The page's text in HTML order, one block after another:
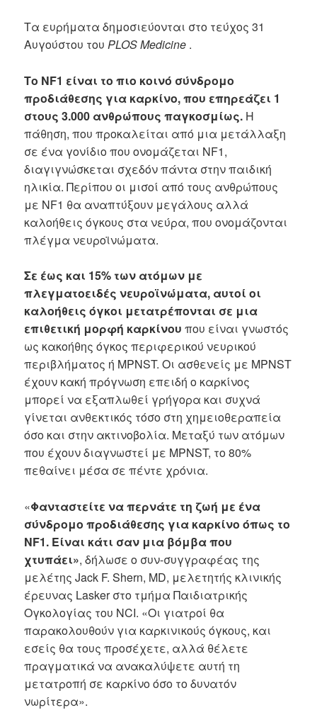
Τα ευρήματα δημοσιεύονται στο τεύχος 31
Αυγούστου τουPLOS Medicine .
Το NF1 είναι το πιο κοινό σύνδρομο
προδιάθεσης για καρκίνο, που επηρεάζει 1
στους 3.000 ανθρώπους παγκοσμίως. Η
πάθηση, που προκαλείται από μια μετάλλαξη
σε ένα γονίδιο που ονομάζεται NF1,
διαγιγνώσκεται σχεδόν πάντα στην παιδική
ηλικία. Περίπου οι μισοί από τους ανθρώπους
με NF1 θα αναπτύξουν μεγάλους αλλά
καλοήθεις όγκους στα νεύρα, που ονομάζονται
πλέγμα νευροϊνώματα.
Σε έως και 15% των ατόμων με
πλεγματοειδές νευροϊνώματα, αυτοί οι
καλοήθεις όγκοι μετατρέπονται σε μια
επιθετική μορφή καρκίνου που είναι γνωστός
ως κακοήθης όγκος περιφερικού νευρικού
περιβλήματος ή MPNST. Οι ασθενείς με MPNST
έχουν κακή πρόγνωση επειδή ο καρκίνος
μπορεί να εξαπλωθεί γρήγορα και συχνά
γίνεται ανθεκτικός τόσο στη χημειοθεραπεία
όσο και στην ακτινοβολία. Μεταξύ των ατόμων
που έχουν διαγνωστεί με MPNST, το 80%
πεθαίνει μέσα σε πέντε χρόνια.
«Φανταστείτε να περνάτε τη ζωή με ένα
σύνδρομο προδιάθεσης για καρκίνο όπως το
NF1. Είναι κάτι σαν μια βόμβα που
χτυπάει», δήλωσε ο συν-συγγραφέας της
μελέτης Jack F. Shern, MD, μελετητής κλινικής
έρευνας Lasker στο τμήμα Παιδιατρικής
Ογκολογίας του NCI. «Οι γιατροί θα
παρακολουθούν για καρκινικούς όγκους, και
εσείς θα τους προσέχετε, αλλά θέλετε
πραγματικά να ανακαλύψετε αυτή τη
μετατροπή σε καρκίνο όσο το δυνατόν
νωρίτερα».